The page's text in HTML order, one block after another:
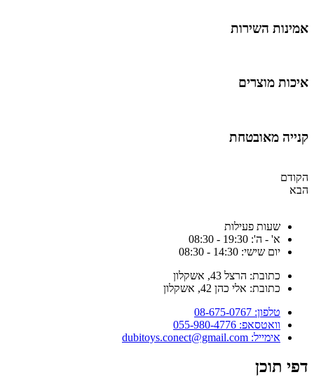
אמינות השירות
איכות מוצרים
קנייה מאובטחת
הקודם
הבא
שעות פעילות
א' - ה': 19:30 - 08:30
יום שישי: 14:30 - 08:30
כתובת: הרצל 43, אשקלון
כתובת: אלי כהן 42, אשקלון
טלפון: 08-675-0767
וואטסאפ: 055-980-4776
אימייל: dubitoys.conect@gmail.com
דפי תוכן